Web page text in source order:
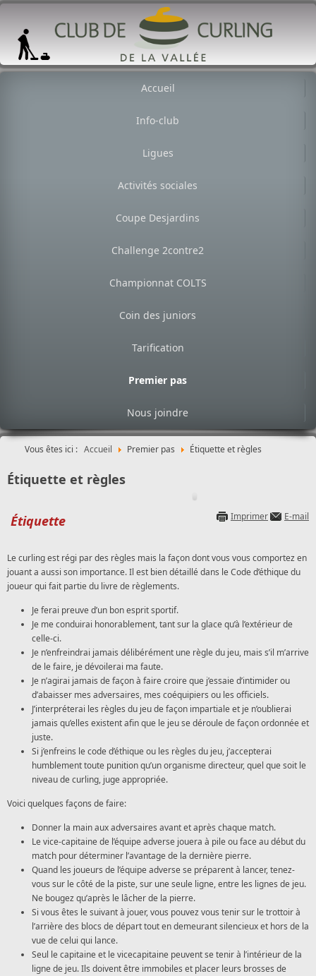
Accueil
Info-club
Ligues
Activités sociales
Coupe Desjardins
Challenge 2contre2
Championnat COLTS
Coin des juniors
Tarification
Premier pas
Nous joindre
Vous êtes ici : Accueil Premier pas Étiquette et règles
Étiquette et règles
Imprimer E-mail
Étiquette
Le curling est régi par des règles mais la façon dont vous vous comportez en
jouant a aussi son importance. Il est bien détaillé dans le Code d’éthique du
joueur qui fait partie du livre de règlements.
Je ferai preuve d’un bon esprit sportif.
Je me conduirai honorablement, tant sur la glace qu’à l’extérieur de
celle-ci.
Je n’enfreindrai jamais délibérément une règle du jeu, mais s’il m’arrive
de le faire, je dévoilerai ma faute.
Je n’agirai jamais de façon à faire croire que j’essaie d’intimider ou
d’abaisser mes adversaires, mes coéquipiers ou les officiels.
J’interpréterai les règles du jeu de façon impartiale et je n’oublierai
jamais qu’elles existent afin que le jeu se déroule de façon ordonnée et
juste.
Si j’enfreins le code d’éthique ou les règles du jeu, j’accepterai
humblement toute punition qu’un organisme directeur, quel que soit le
niveau de curling, juge appropriée.
Voici quelques façons de faire:
Donner la main aux adversaires avant et après chaque match.
Le vice-capitaine de l’équipe adverse jouera à pile ou face au début du
match pour déterminer l’avantage de la dernière pierre.
Quand les joueurs de l’équipe adverse se préparent à lancer, tenez-
vous sur le côté de la piste, sur une seule ligne, entre les lignes de jeu.
Ne bougez qu’après le lâcher de la pierre.
Si vous êtes le suivant à jouer, vous pouvez vous tenir sur le trottoir à
l’arrière des blocs de départ tout en demeurant silencieux et hors de la
vue de celui qui lance.
Seul le capitaine et le vicecapitaine peuvent se tenir à l’intérieur de la
ligne de jeu. Ils doivent être immobiles et placer leurs brosses de